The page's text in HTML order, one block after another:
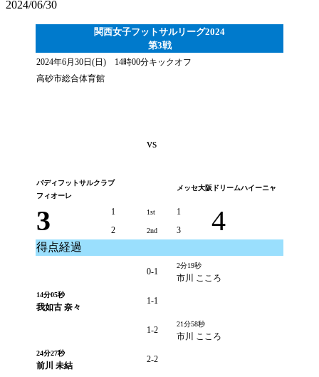
2024/06/30
関西女子フットサルリーグ2024
第3戦
2024年6月30日(日) 14時00分キックオフ
高砂市総合体育館
vs
バディフットサルクラブ
フィオーレ
メッセ大阪ドリームハイーニャ
3 1 1st 1 4
2 2nd 3
得点経過
0-1
2分19秒
市川 こころ
14分05秒
我如古 奈々
1-1
1-2
21分58秒
市川 こころ
24分27秒
前川 未結
2-2